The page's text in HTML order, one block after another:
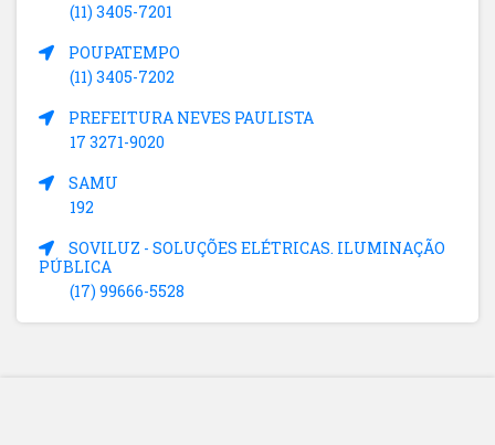
(11) 3405-7201
POUPATEMPO
(11) 3405-7202
PREFEITURA NEVES PAULISTA
17 3271-9020
SAMU
192
SOVILUZ - SOLUÇÕES ELÉTRICAS. ILUMINAÇÃO
PÚBLICA
(17) 99666-5528